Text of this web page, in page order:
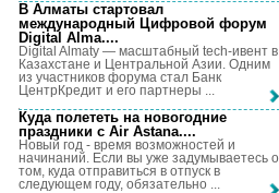
В Алматы стартовал
международный Цифровой форум
Digital Alma....
Digital Almaty — масштабный tech-ивент в
Казахстане и Центральной Азии. Одним
из участников форума стал Банк
ЦентрКредит и его партнеры ...
Куда полететь на новогодние
праздники с Air Astana....
Новый год - время возможностей и
начинаний. Если вы уже задумываетесь о
том, куда отправиться в отпуск в
следующем году, обязательно ...